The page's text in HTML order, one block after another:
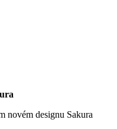
novém designu Sakura